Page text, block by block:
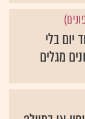
בלי
מגלים
או במייל?